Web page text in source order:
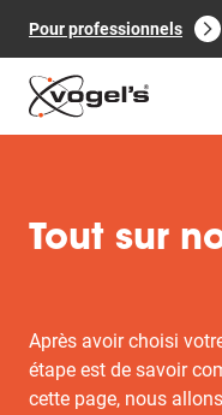
Pour professionnels
Tout sur
Après avoir choisi
étape est de savoir
cette page, nous